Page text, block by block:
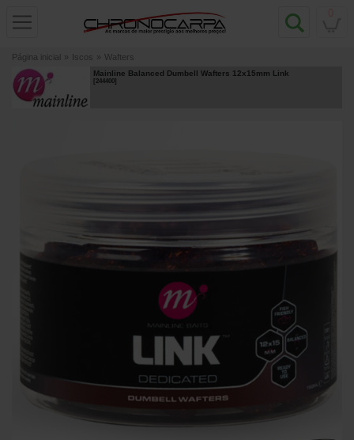
Página inicial » Iscos » Wafters
Mainline Balanced Dumbell Wafters 12x15mm Link
[244400]